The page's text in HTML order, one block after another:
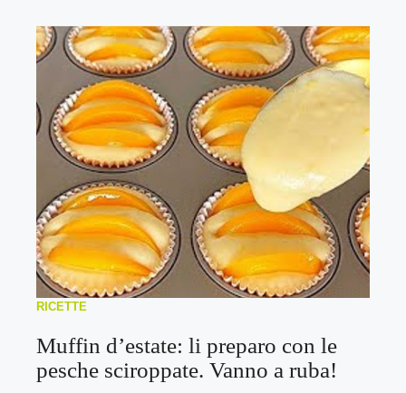
RICETTE
Muffin d’estate: li preparo con le
pesche sciroppate. Vanno a ruba!